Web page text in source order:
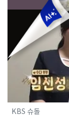
KBS 슈돌